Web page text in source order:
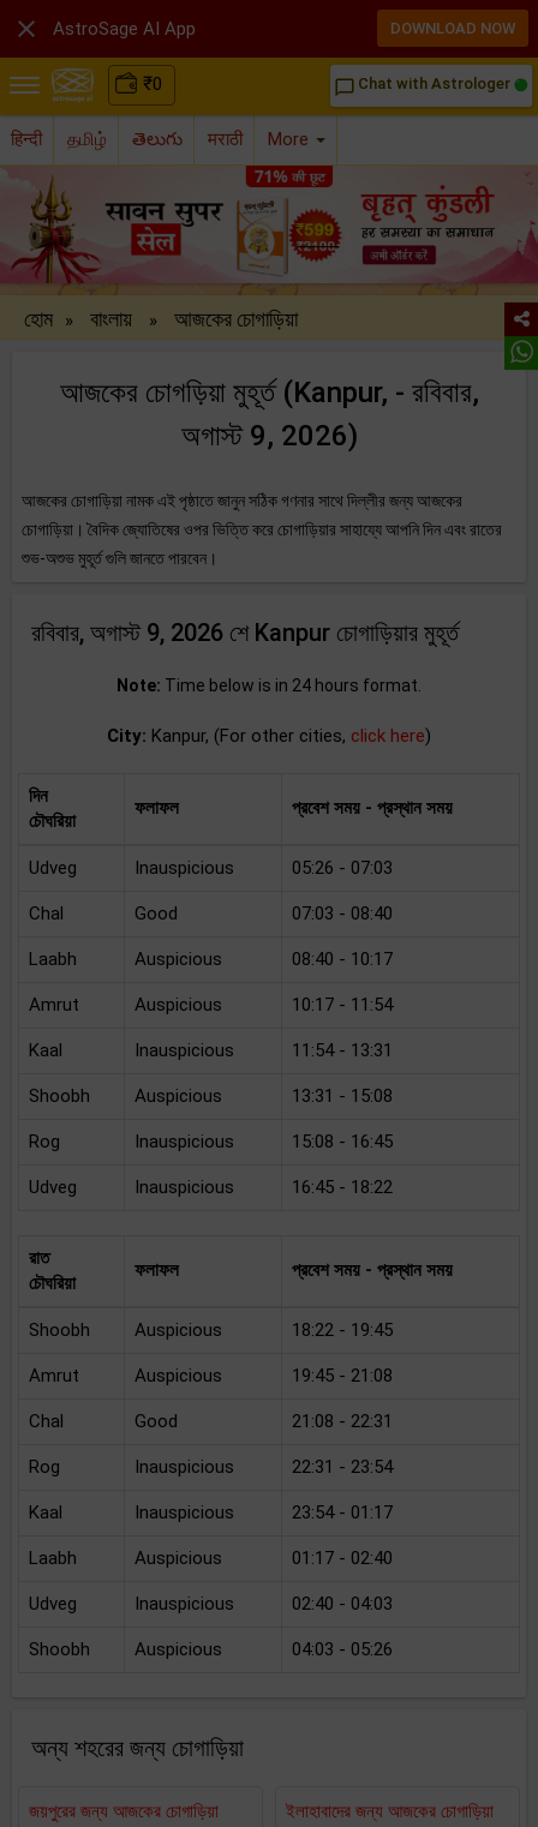
₹0 chat_bubble_outline Chat with Astrologer
हिन्दी தமிழ் తెలుగు मराठी More
হোম » বাংলায় » আজকের চোগাড়িয়া
আজকের চোগড়িয়া মুহূর্ত (Kanpur, - রবিবার,
অগাস্ট 9, 2026)
আজকের চোগাড়িয়া নামক এই পৃষ্ঠাতে জানুন সঠিক গণনার সাথে দিল্লীর জন্য আজকের
চোগাড়িয়া। বৈদিক জ্যোতিষের ওপর ভিত্তি করে চোগাড়িয়ার সাহায্যে আপনি দিন এবং রাতের
শুভ-অশুভ মুহূর্ত গুলি জানতে পারবেন।
রবিবার, অগাস্ট 9, 2026 শে Kanpur চোগাড়িয়ার মুহূর্ত
Note: Time below is in 24 hours format.
City: Kanpur, (For other cities, click here)
দিন
চৌঘরিয়া
ফলাফল প্রবেশ সময় - প্রস্থান সময়
Udveg Inauspicious 05:26 - 07:03
Chal Good 07:03 - 08:40
Laabh Auspicious 08:40 - 10:17
Amrut Auspicious 10:17 - 11:54
Kaal Inauspicious 11:54 - 13:31
Shoobh Auspicious 13:31 - 15:08
Rog Inauspicious 15:08 - 16:45
Udveg Inauspicious 16:45 - 18:22
রাত
চৌঘরিয়া
ফলাফল প্রবেশ সময় - প্রস্থান সময়
Shoobh Auspicious 18:22 - 19:45
Amrut Auspicious 19:45 - 21:08
Chal Good 21:08 - 22:31
Rog Inauspicious 22:31 - 23:54
Kaal Inauspicious 23:54 - 01:17
Laabh Auspicious 01:17 - 02:40
Udveg Inauspicious 02:40 - 04:03
Shoobh Auspicious 04:03 - 05:26
অন্য শহরের জন্য চোগাড়িয়া
জয়পুরের জন্য আজকের চোগাড়িয়া ইলাহাবাদের জন্য আজকের চোগাড়িয়া
 AstroSage AI App DOWNLOAD NOW